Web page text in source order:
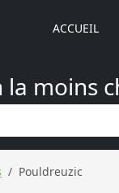
ACCUEIL
la moins
Pouldreuzic